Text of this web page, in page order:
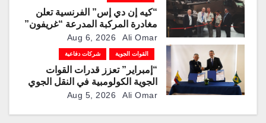
“كيه إن دي إس” الفرنسية تعلن
مغادرة المركبة المدرعة “غريفون”
رقم 1000 لخط الإنتاج
Aug 6, 2026 Ali Omar
القوات الجوية شركات دفاعية
“إمبراير” تعزز قدرات القوات
الجوية الكولومبية في النقل الجوي
والتزوّد بالوقود جوًا من خلال
ميلينيوم”
Aug 5, 2026 Ali Omar